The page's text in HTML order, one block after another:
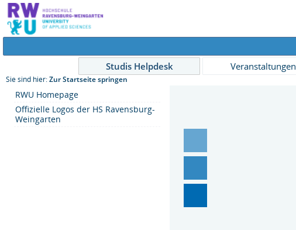
Studis Helpdesk Veranstaltungen
Sie sind hier: Zur Startseite springen
RWU Homepage
Offizielle Logos der HS Ravensburg-
Weingarten